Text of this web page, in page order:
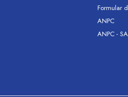
Formular
ANPC
ANPC -